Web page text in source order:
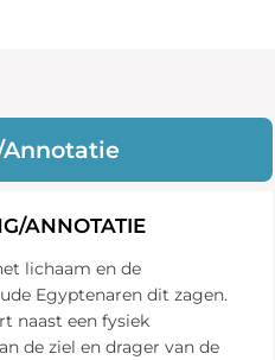
ANNOTATIE
lichaam en de
Egyptenaren dit zagen.
naast een fysiek
de ziel en drager van de